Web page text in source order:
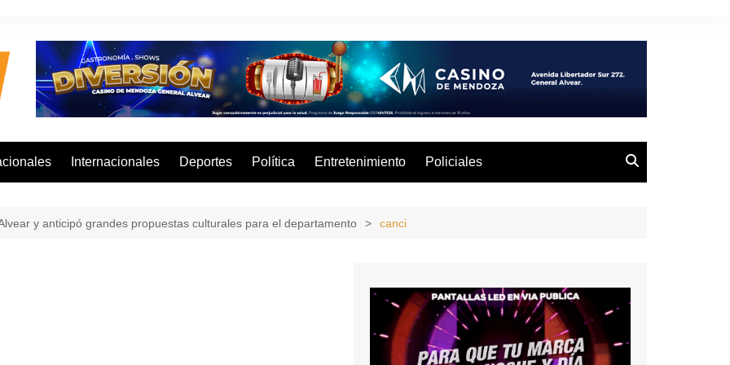
Internacionales Deportes Política Entretenimiento Policiales
y anticipó grandes propuestas culturales para el departamento canci